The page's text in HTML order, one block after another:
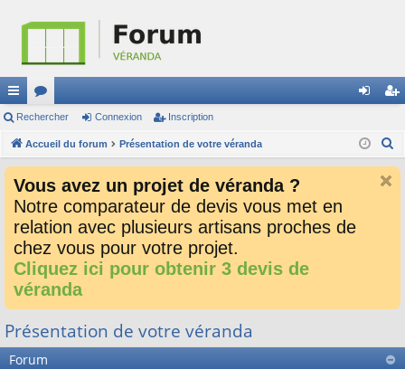
ac
co
ci
or
u
s
ne cri
Rechercher Connexion Inscription
Accueil du forum Présentation de votre véranda
Vous avez un projet de véranda ?
Notre comparateur de devis vous met en
relation avec plusieurs artisans proches de
chez vous pour votre projet.
Cliquez ici pour obtenir 3 devis de
véranda
Présentation de votre véranda
Forum